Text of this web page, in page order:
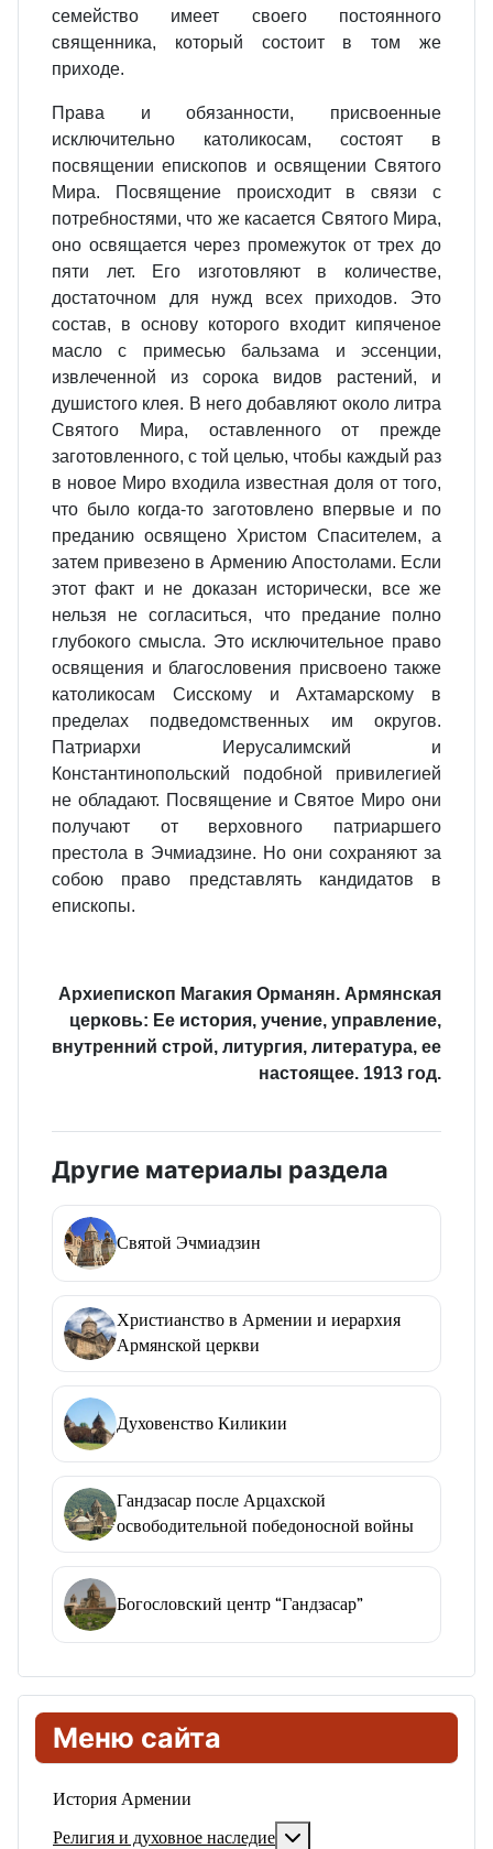
Меню сайта
История Армении
Религия и духовное наследие
семейство имеет своего постоянного
священника, который состоит в том же
приходе.
Права и обязанности, присвоенные
исключительно католикосам, состоят в
посвящении епископов и освящении Святого
Мира. Посвящение происходит в связи с
потребностями, что же касается Святого Мира,
оно освящается через промежуток от трех до
пяти лет. Его изготовляют в количестве,
достаточном для нужд всех приходов. Это
состав, в основу которого входит кипяченое
масло с примесью бальзама и эссенции,
извлеченной из сорока видов растений, и
душистого клея. В него добавляют около литра
Святого Мира, оставленного от прежде
заготовленного, с той целью, чтобы каждый раз
в новое Миро входила известная доля от того,
что было когда-то заготовлено впервые и по
преданию освящено Христом Спасителем, а
затем привезено в Армению Апостолами. Если
этот факт и не доказан исторически, все же
нельзя не согласиться, что предание полно
глубокого смысла. Это исключительное право
освящения и благословения присвоено также
католикосам Сисскому и Ахтамарскому в
пределах подведомственных им округов.
Патриархи Иерусалимский и
Константинопольский подобной привилегией
не обладают. Посвящение и Святое Миро они
получают от верховного патриаршего
престола в Эчмиадзине. Но они сохраняют за
собою право представлять кандидатов в
епископы.
Архиепископ Магакия Орманян. Армянская
церковь: Ее история, учение, управление,
внутренний строй, литургия, литература, ее
настоящее. 1913 год.
Другие материалы раздела
Святой Эчмиадзин
Христианство в Армении и иерархия
Армянской церкви
Духовенство Киликии
Гандзасар после Арцахской
освободительной победоносной войны
Богословский центр “Гандзасар”